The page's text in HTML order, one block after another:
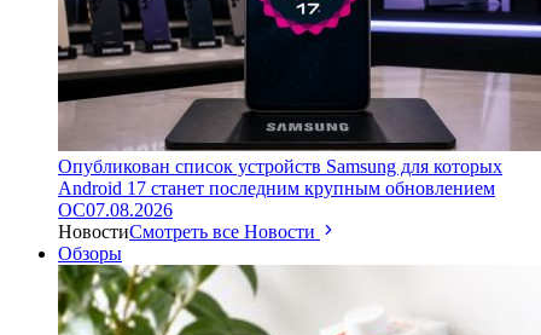
Опубликован список устройств Samsung для которых
Android 17 станет последним крупным обновлением
ОС07.08.2026
НовостиСмотреть все Новости
Обзоры